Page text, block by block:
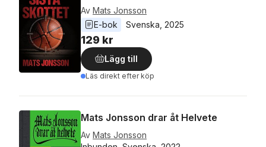
Av Mats Jonsson
E-bok
Svenska 2025
129 kr
Lägg till
Läs direkt efter köp
Mats Jonsson drar åt Helvete
Av Mats Jonsson